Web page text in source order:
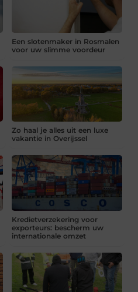
Een slotenmaker in Rosmalen
voor uw slimme voordeur
Zo haal je alles uit een luxe
vakantie in Overijssel
Kredietverzekering voor
exporteurs: bescherm uw
internationale omzet